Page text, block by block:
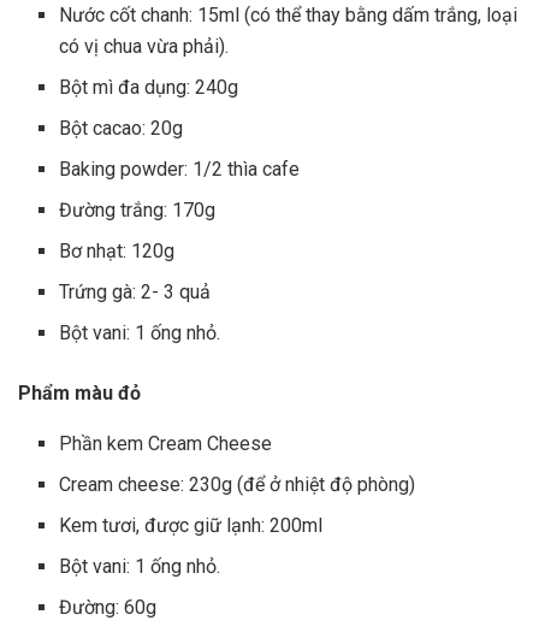
Nước cốt chanh: 15ml (có thể thay bằng dấm trắng, loại
có vị chua vừa phải).
Bột mì đa dụng: 240g
Bột cacao: 20g
Baking powder: 1/2 thìa cafe
Đường trắng: 170g
Bơ nhạt: 120g
Trứng gà: 2- 3 quả
Bột vani: 1 ống nhỏ.
Phẩm màu đỏ
Phần kem Cream Cheese
Cream cheese: 230g (để ở nhiệt độ phòng)
Kem tươi, được giữ lạnh: 200ml
Bột vani: 1 ống nhỏ.
Đường: 60g